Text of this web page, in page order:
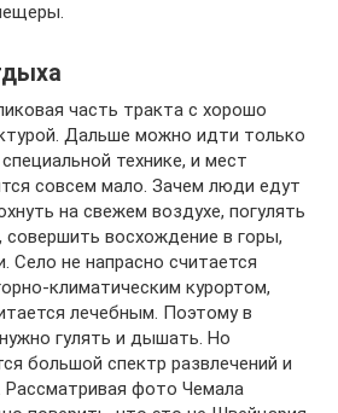
часть тракта с хорошо
Дальше можно идти только
технике, и мест
совсем мало. Зачем люди едут
на свежем воздухе, погулять
восхождение в горы,
Село не напрасно считается
климатическим курортом,
лечебным. Поэтому в
гулять и дышать. Но
большой спектр развлечений и
Рассматривая фото Чемала